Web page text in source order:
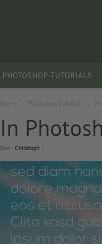
PHOTOSHOP-TUTORIALS
In
Door Christoph -